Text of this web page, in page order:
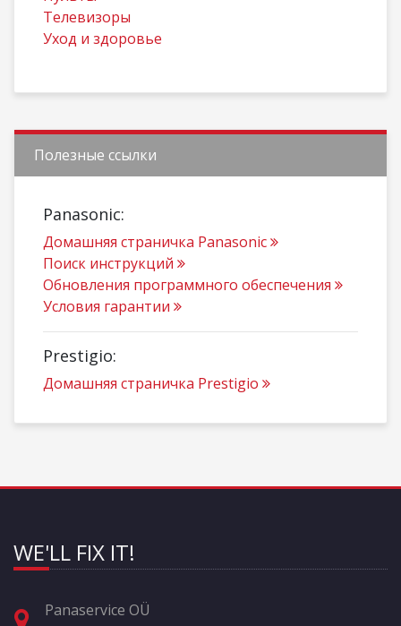
Телевизоры
Уход и здоровье
Полезные ссылки
Panasonic:
Домашняя страничка Panasonic
Поиск инструкций
Обновления программного обеспечения
Условия гарантии
Prestigio:
Домашняя страничка Prestigio
WE'LL FIX IT!
Panaservice OÜ